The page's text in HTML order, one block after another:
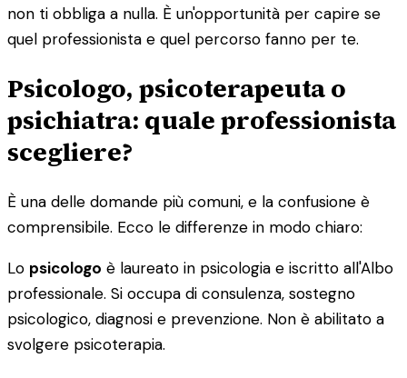
non ti obbliga a nulla. È un'opportunità per capire se
quel professionista e quel percorso fanno per te.
Psicologo, psicoterapeuta o
psichiatra: quale professionista
scegliere?
È una delle domande più comuni, e la confusione è
comprensibile. Ecco le differenze in modo chiaro:
Lo psicologo è laureato in psicologia e iscritto all'Albo
professionale. Si occupa di consulenza, sostegno
psicologico, diagnosi e prevenzione. Non è abilitato a
svolgere psicoterapia.